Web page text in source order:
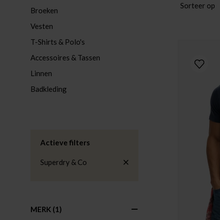
Broeken
Vesten
T-Shirts & Polo's
Accessoires & Tassen
Linnen
Badkleding
Actieve filters
Superdry & Co
MERK (1)
Sorteer op